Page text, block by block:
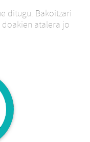
ditugu. Bakoitzari
atalera jo